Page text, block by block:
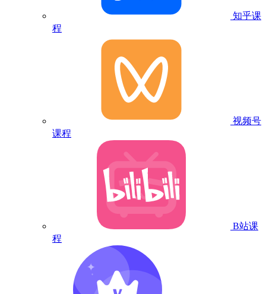
知乎课
程
视频号
课程
B站课
程